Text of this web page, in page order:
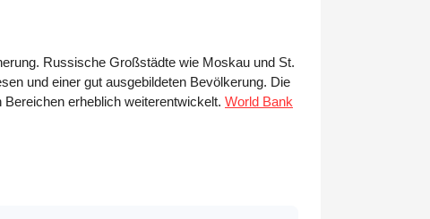
Russische Großstädte wie Moskau und St.
und einer gut ausgebildeten Bevölkerung. Die
erheblich weiterentwickelt. World Bank